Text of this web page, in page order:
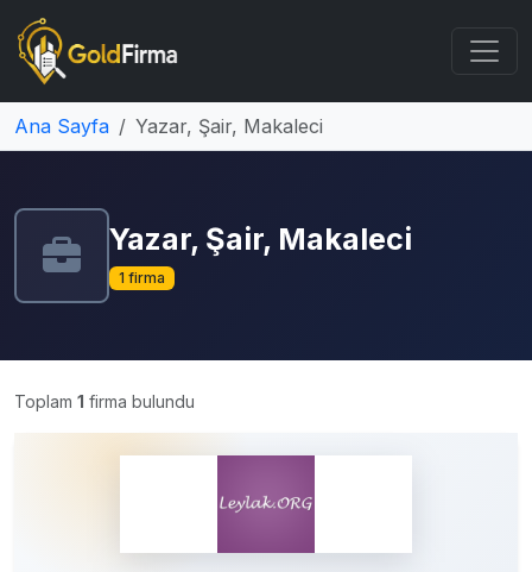
Ana Sayfa Yazar, Şair, Makaleci
Yazar, Şair, Makaleci
1 firma
Toplam 1 firma bulundu